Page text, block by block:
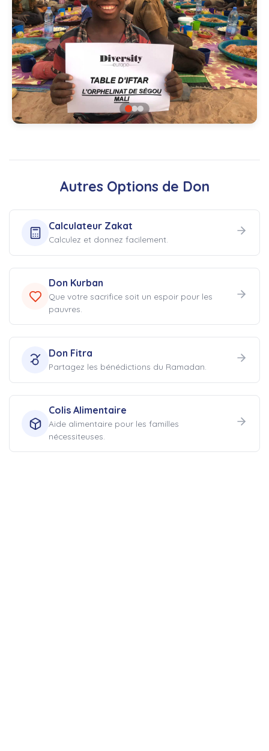
Autres Options de Don
Calculateur Zakat
Calculez et donnez facilement.
Don Kurban
Que votre sacrifice soit un espoir pour les
pauvres.
Don Fitra
Partagez les bénédictions du Ramadan.
Colis Alimentaire
Aide alimentaire pour les familles
nécessiteuses.